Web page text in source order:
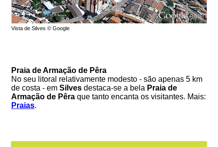
Vista de Silves © Google
Praia de Armação de Pêra
No seu litoral relativamente modesto - são apenas 5 km
de costa - em Silves destaca-se a bela Praia de
Armação de Pêra que tanto encanta os visitantes. Mais:
Praias.